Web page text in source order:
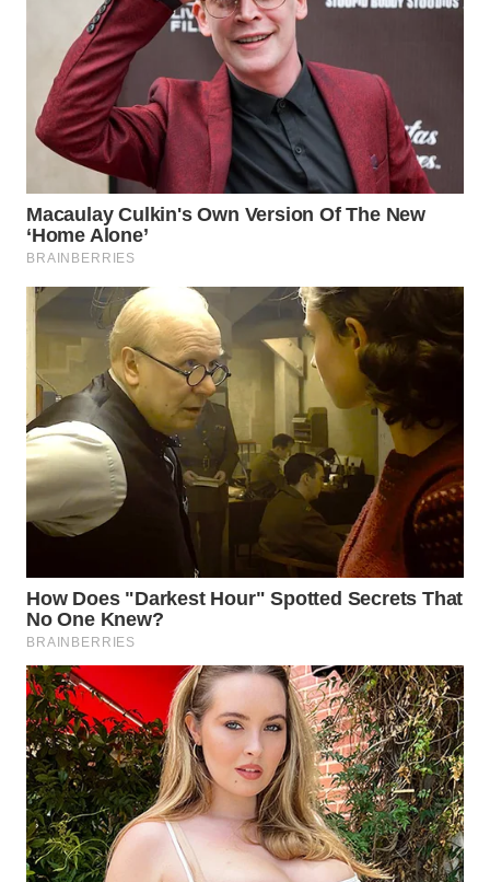
CIANJUR
WN
KEPULAUAN
SERIBU
WN
TANGERANG
BINJAI
CIREBON
WN
INDRAMAYU
WN
KUNINGAN
WN
MAJALENGKA
WN
SUBANG
WN
SUKABUMI
WN
PURWAKARTA